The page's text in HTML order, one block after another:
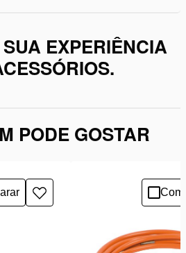
EXPERIÊNCIA
PODE GOSTAR
Adicionar
à